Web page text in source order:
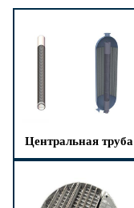
Центральная труба